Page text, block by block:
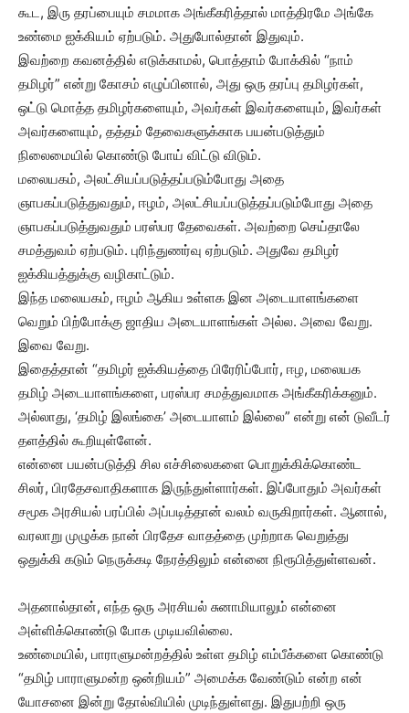
கூட, இரு தரப்பையும் சமமாக அங்கீகரித்தால் மாத்திரமே அங்கே
உண்மை ஐக்கியம் ஏற்படும். அதுபோல்தான் இதுவும்.
இவற்றை கவனத்தில் எடுக்காமல், பொத்தாம் போக்கில் “நாம்
தமிழர்” என்று கோசம் எழுப்பினால், அது ஒரு தரப்பு தமிழர்கள்,
ஒட்டு மொத்த தமிழர்களையும், அவர்கள் இவர்களையும், இவர்கள்
அவர்களையும், தத்தம் தேவைகளுக்காக பயன்படுத்தும்
நிலைமையில் கொண்டு போய் விட்டு விடும்.
மலையகம், அலட்சியப்படுத்தப்படும்போது அதை
ஞாபகப்படுத்துவதும், ஈழம், அலட்சியப்படுத்தப்படும்போது அதை
ஞாபகப்படுத்துவதும் பரஸ்பர தேவைகள். அவற்றை செய்தாலே
சமத்துவம் ஏற்படும். புரிந்துணர்வு ஏற்படும். அதுவே தமிழர்
ஐக்கியத்துக்கு வழிகாட்டும்.
இந்த மலையகம், ஈழம் ஆகிய உள்ளக இன அடையாளங்களை
வெறும் பிற்போக்கு ஜாதிய அடையாளங்கள் அல்ல. அவை வேறு.
இவை வேறு.
இதைத்தான் “தமிழர் ஐக்கியத்தை பிரேரிப்போர், ஈழ, மலையக
தமிழ் அடையாளங்களை, பரஸ்பர சமத்துவமாக அங்கீகரிக்கனும்.
அல்லாது, ‘தமிழ் இலங்கை’ அடையாளம் இல்லை” என்று என் டுவீடர்
தளத்தில் கூறியுள்ளேன்.
என்னை பயன்படுத்தி சில எச்சிலைகளை பொறுக்கிக்கொண்ட
சிலர், பிரதேசவாதிகளாக இருந்துள்ளார்கள். இப்போதும் அவர்கள்
சமூக அரசியல் பரப்பில் அப்படித்தான் வலம் வருகிறார்கள். ஆனால்,
வரலாறு முழுக்க நான் பிரதேச வாதத்தை முற்றாக வெறுத்து
ஒதுக்கி கடும் நெருக்கடி நேரத்திலும் என்னை நிரூபித்துள்ளவன்.
அதனால்தான், எந்த ஒரு அரசியல் சுனாமியாலும் என்னை
அள்ளிக்கொண்டு போக முடியவில்லை.
உண்மையில், பாராளுமன்றத்தில் உள்ள தமிழ் எம்பீக்களை கொண்டு
“தமிழ் பாராளுமன்ற ஒன்றியம்” அமைக்க வேண்டும் என்ற என்
யோசனை இன்று தோல்வியில் முடிந்துள்ளது. இதுபற்றி ஒரு